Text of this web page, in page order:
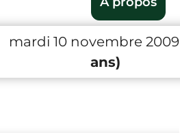
mardi 10 novembre 2009
ans)